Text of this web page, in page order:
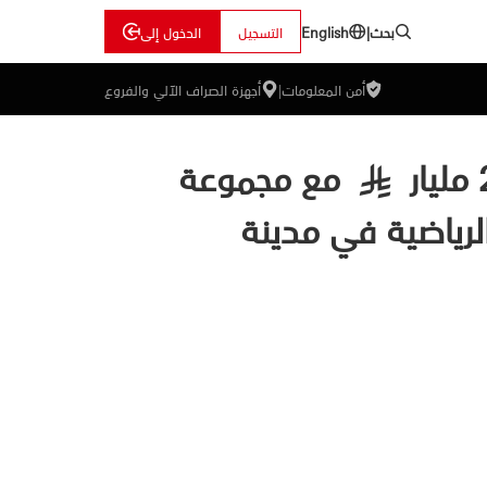
بحث|
English التسجيل الدخول إلى
أمن المعلومات| أجهزة الصراف الآلي والفروع
§ مع مجموعة
في مدينة